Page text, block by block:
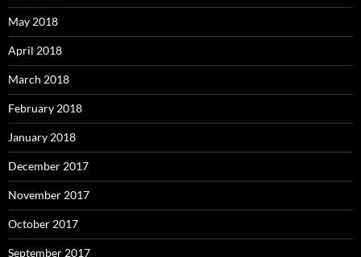
May 2018
April 2018
March 2018
February 2018
January 2018
December 2017
November 2017
October 2017
September 2017